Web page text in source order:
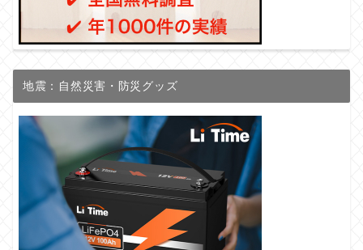
地震：自然災害・防災グッズ